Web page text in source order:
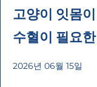
고양이 잇몸
수혈이 필요
2026년 06월 15일